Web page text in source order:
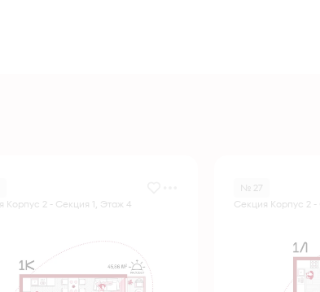
Корпус 2 - Секция 1, Этаж 4
№ 27
Секция Корпус 2